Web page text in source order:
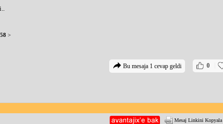
>
0
Bu mesaja 1 cevap geldi
Mesaj Linkini Kopyala